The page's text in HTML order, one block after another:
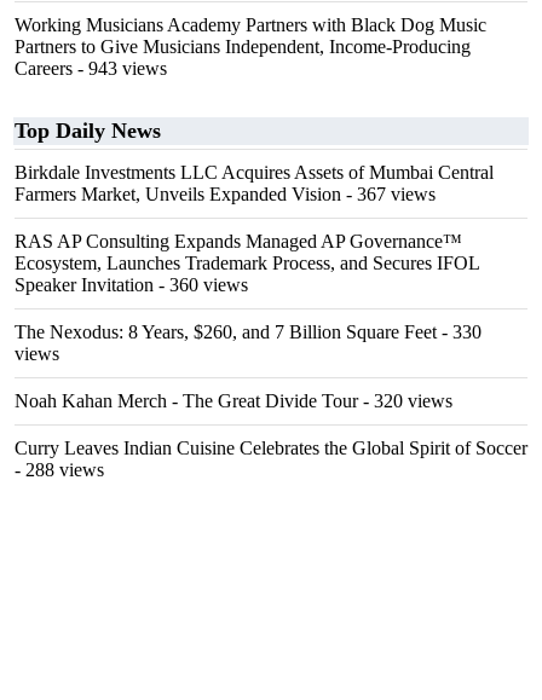
Working Musicians Academy Partners with Black Dog Music
Partners to Give Musicians Independent, Income-Producing
Careers - 943 views
Top Daily News
Birkdale Investments LLC Acquires Assets of Mumbai Central
Farmers Market, Unveils Expanded Vision - 367 views
RAS AP Consulting Expands Managed AP Governance™
Ecosystem, Launches Trademark Process, and Secures IFOL
Speaker Invitation - 360 views
The Nexodus: 8 Years, $260, and 7 Billion Square Feet - 330
views
Noah Kahan Merch - The Great Divide Tour- 320 views
Curry Leaves Indian Cuisine Celebrates the Global Spirit of Soccer
- 288 views